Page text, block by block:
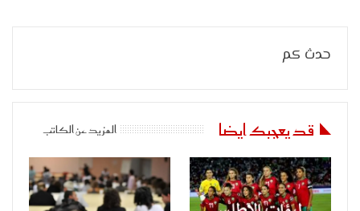
حدث كم
قد يعجبك ايضا المزيد عن الكاتب